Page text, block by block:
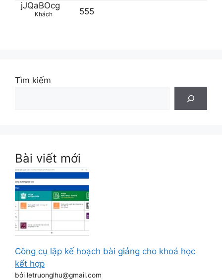
jJQaBOcg
Khách 555
Tìm kiếm
Bài viết mới
Công cụ lập kế hoạch bài giảng cho khoá học
kết hợp
bởi letruonglhu@gmail.com